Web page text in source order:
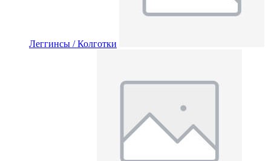
Леггинсы / Колготки